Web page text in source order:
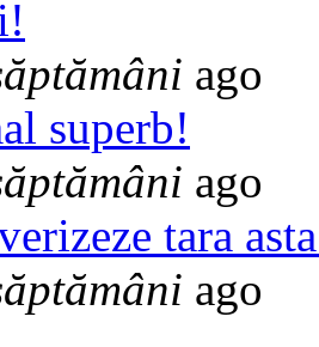
ago
superb!
ago
tara
ago